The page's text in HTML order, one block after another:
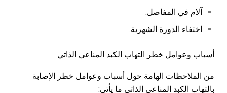
آلام في المفاصل.
اختفاء الدورة الشهرية.
أسباب وعوامل خطر التهاب الكبد المناعي الذاتي
من الملاحظات الهامة حول أسباب وعوامل خطر الإصابة
بالتهاب الكبد المناعي الذاتي ما يأتي: